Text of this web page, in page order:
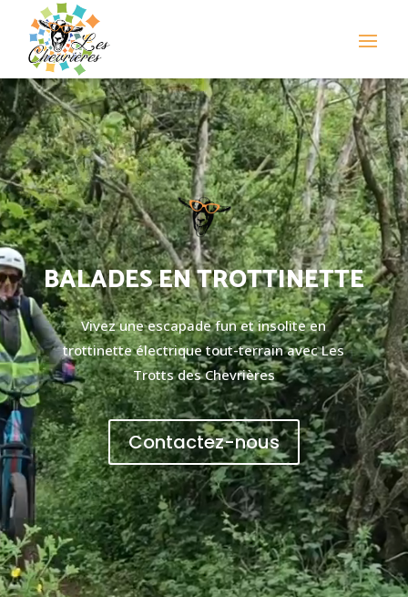
Lecteur
vidéo
BALADES EN TROTTINETTE
Vivez une escapade fun et insolite en
trottinette électrique tout-terrain avec Les
Trotts des Chevrières
Contactez-nous